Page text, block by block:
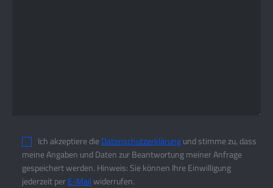
Ich akzeptiere dieDatenschutzerklärungund stimme zu, dass
meine Angaben und Daten zur Beantwortung meiner Anfrage
gespeichert werden. Hinweis: Sie können Ihre Einwilligung
jederzeit perE-Mailwiderrufen.